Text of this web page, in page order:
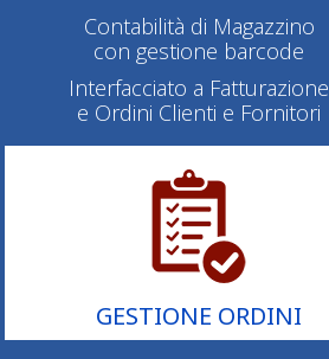
Contabilità di Magazzino
con gestione barcode
Interfacciato a Fatturazione
e Ordini Clienti e Fornitori
GESTIONE ORDINI